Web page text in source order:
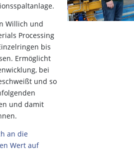
Willich und
Processing
bis
Ermöglicht
bei
und so
und damit
an die
Wert auf